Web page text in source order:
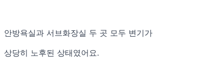
안방욕실과 서브화장실 두 곳 모두 변기가
상당히 노후된 상태였어요.